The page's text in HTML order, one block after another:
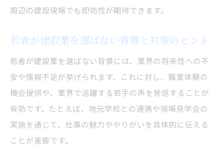
周辺の建設現場でも即効性が期待できます。
若者が建設業を選ばない背景と対策のヒント
若者が建設業を選ばない背景には、業界の将来性への不
安や情報不足が挙げられます。これに対し、職業体験の
機会提供や、業界で活躍する若手の声を発信することが
有効です。たとえば、地元学校との連携や現場見学会の
実施を通じて、仕事の魅力ややりがいを具体的に伝える
ことが重要です。